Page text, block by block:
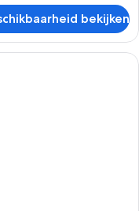
bekijken
met twee bedden,